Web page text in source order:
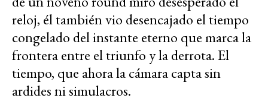
reloj, él también vio desencajado el tiempo
congelado del instante eterno que marca la
frontera entre el triunfo y la derrota. El
tiempo, que ahora la cámara capta sin
ardides ni simulacros.